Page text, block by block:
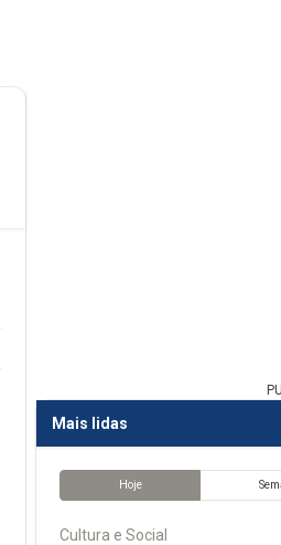
Mais lidas
Hoje
Cultura e Social